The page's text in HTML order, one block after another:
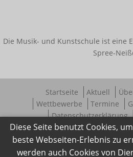
Kooperationen
Angebote für Schulen
Bestehende Kooperationen
Service
Downloads
Die Musik- und Kunstschule ist eine
Spree-
Startseite Aktuell
Wettbewerbe
Termine
Datenschutzerklärung
Diese Seite benutzt Cookies,
beste Webseiten-Erlebnis zu
werden auch Cookies von